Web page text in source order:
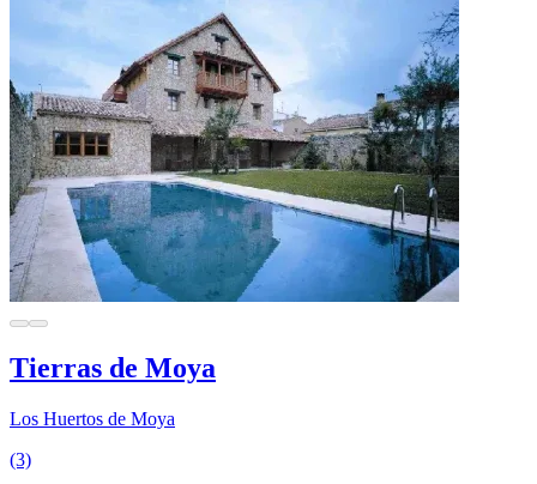
Tierras de Moya
Los Huertos de Moya
(3)